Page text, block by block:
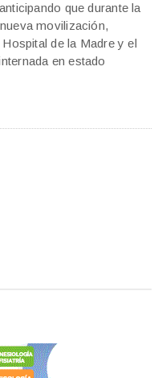
que durante la
movilización,
de la Madre y el
en estado